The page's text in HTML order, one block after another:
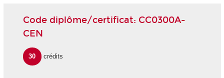
Code diplôme/certificat: CC0300A-
CEN
30 crédits